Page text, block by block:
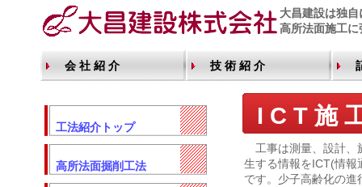
大昌建設は独
高所法面施工
会 社 紹 介 技 術 紹 介
工法紹介トップ
高所法面掘削工法
I C T 施
工事は測量、設計、
生する情報をICT(情報
です。少子高齢化の